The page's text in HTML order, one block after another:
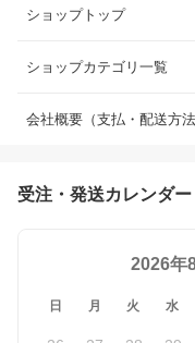
ショップトップ
ショップカテゴリ一覧
会社概要（支払・配送方法
受注・発送カレンダー
2026年
日 月 火 水